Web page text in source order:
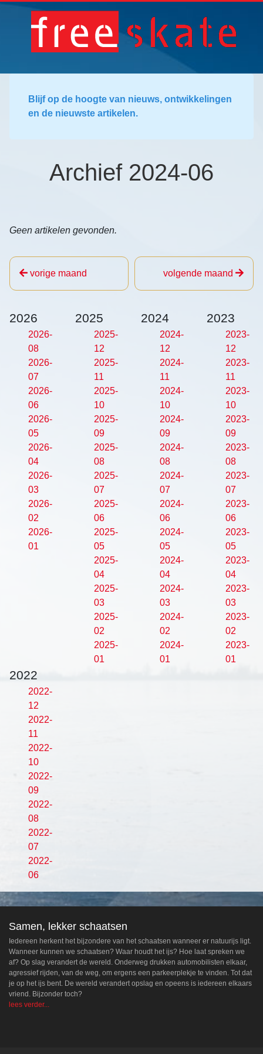
Blijf op de hoogte van nieuws, ontwikkelingen
en de nieuwste artikelen.
Archief 2024-06
Geen artikelen gevonden.
vorige maand volgende maand
2026
2026-
08
2026-
07
2026-
06
2026-
05
2026-
04
2026-
03
2026-
02
2026-
01
2025
2025-
12
2025-
11
2025-
10
2025-
09
2025-
08
2025-
07
2025-
06
2025-
05
2025-
04
2025-
03
2025-
02
2025-
01
2024
2024-
12
2024-
11
2024-
10
2024-
09
2024-
08
2024-
07
2024-
06
2024-
05
2024-
04
2024-
03
2024-
02
2024-
01
2023
2023-
12
2023-
11
2023-
10
2023-
09
2023-
08
2023-
07
2023-
06
2023-
05
2023-
04
2023-
03
2023-
02
2023-
01
2022
2022-
12
2022-
11
2022-
10
2022-
09
2022-
08
2022-
07
2022-
06
Samen, lekker schaatsen
Iedereen herkent het bijzondere van het schaatsen wanneer er natuurijs ligt.
Wanneer kunnen we schaatsen? Waar houdt het ijs? Hoe laat spreken we
af? Op slag verandert de wereld. Onderweg drukken automobilisten elkaar,
agressief rijden, van de weg, om ergens een parkeerplekje te vinden. Tot dat
je op het ijs bent. De wereld verandert opslag en opeens is iedereen elkaars
vriend. Bijzonder toch?
lees verder...